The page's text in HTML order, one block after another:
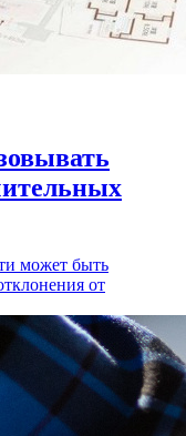
может быть
от